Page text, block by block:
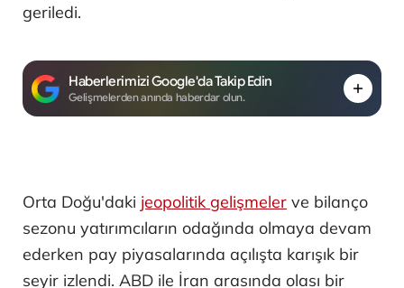
geriledi.
Haberlerimizi Google'da Takip Edin
Gelişmelerden anında haberdar olun.
Orta Doğu'daki jeopolitik gelişmeler ve bilanço
sezonu yatırımcıların odağında olmaya devam
ederken pay piyasalarında açılışta karışık bir
seyir izlendi. ABD ile İran arasında olası bir